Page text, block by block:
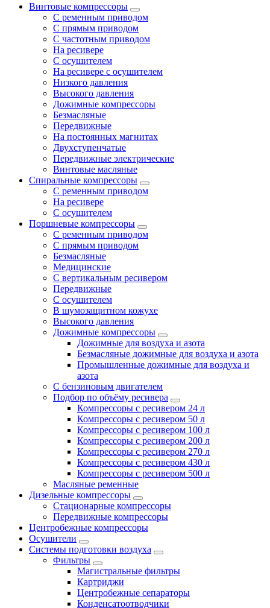
Винтовые компрессоры
С ременным приводом
С прямым приводом
С частотным приводом
На ресивере
С осушителем
На ресивере с осушителем
Низкого давления
Высокого давления
Дожимные компрессоры
Безмасляные
Передвижные
На постоянных магнитах
Двухступенчатые
Передвижные электрические
Винтовые масляные
Спиральные компрессоры
С ременным приводом
На ресивере
С осушителем
Поршневые компрессоры
С ременным приводом
С прямым приводом
Безмасляные
Медицинские
С вертикальным ресивером
Передвижные
С осушителем
В шумозащитном кожухе
Высокого давления
Дожимные компрессоры
Дожимные для воздуха и азота
Безмасляные дожимные для воздуха и азота
Промышленные дожимные для воздуха и
азота
С бензиновым двигателем
Подбор по объёму ресивера
Компрессоры с ресивером 24 л
Компрессоры с ресивером 50 л
Компрессоры с ресивером 100 л
Компрессоры с ресивером 200 л
Компрессоры с ресивером 270 л
Компрессоры с ресивером 430 л
Компрессоры с ресивером 500 л
Масляные ременные
Дизельные компрессоры
Стационарные компрессоры
Передвижные компрессоры
Центробежные компрессоры
Осушители
Системы подготовки воздуха
Фильтры
Магистральные фильтры
Картриджи
Центробежные сепараторы
Конденсатоотводчики